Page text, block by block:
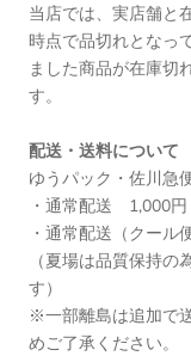
当店では、実店舗と
時点で品切れとなっ
ました商品が在庫切
す。
配送・送料について
ゆうパック・佐川急
・通常配送 1,000円
・通常配送（クー
（夏場は品質保持
す）
※一部離島は追加で
めご了承ください。